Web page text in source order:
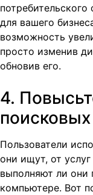
для вашего
возможность
просто изменив
обновив его.
4.
Пользователи
они ищут, от
выполняют ли они
компьютере. Вот